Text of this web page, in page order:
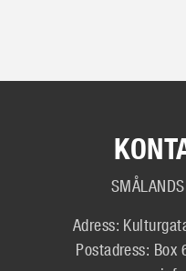
Adress:
Postadress: